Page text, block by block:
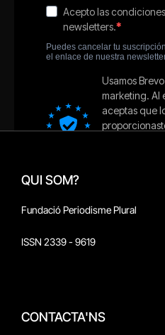
QUI SOM?
Fundació Periodisme Plural
ISSN 2339 - 9619
CONTACTA'NS